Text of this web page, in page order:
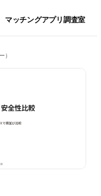
マッチングアプリ調査室
）